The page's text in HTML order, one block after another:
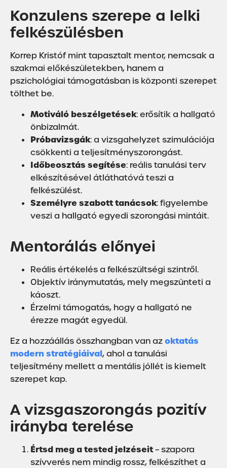
Konzulens szerepe a lelki
felkészülésben
Korrep Kristóf mint tapasztalt mentor, nemcsak a
szakmai előkészületekben, hanem a
pszichológiai támogatásban is központi szerepet
tölthet be.
Motiváló beszélgetések: erősítik a hallgató
önbizalmát.
Próbavizsgák: a vizsgahelyzet szimulációja
csökkenti a teljesítményszorongást.
Időbeosztás segítése: reális tanulási terv
elkészítésével átláthatóvá teszi a
felkészülést.
Személyre szabott tanácsok: figyelembe
veszi a hallgató egyedi szorongási mintáit.
Mentorálás előnyei
Reális értékelés a felkészültségi szintről.
Objektív iránymutatás, mely megszünteti a
káoszt.
Érzelmi támogatás, hogy a hallgató ne
érezze magát egyedül.
Ez a hozzáállás összhangban van azoktatás
modern stratégiáival, ahol a tanulási
teljesítmény mellett a mentális jóllét is kiemelt
szerepet kap.
A vizsgaszorongás pozitív
irányba terelése
Értsd meg a tested jelzéseit– szapora
szívverés nem mindig rossz, felkészíthet a